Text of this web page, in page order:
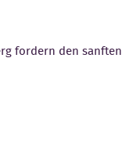
fordern den sanften